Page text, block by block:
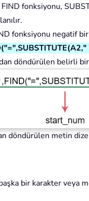
FIND fonksiyonu,
fonksiyonu negatif
döndürülen belirli
döndürülen metin
bir karakter veya